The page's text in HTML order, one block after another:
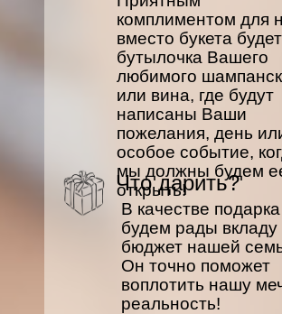
Что дарить?
комплиментом для
вместо букета будет
бутылочка Вашего
любимого
или вина, где будут
написаны Ваши
пожелания, день
особое событие,
мы должны будем
открыть!
В качестве подарка
будем рады вкладу
бюджет нашей
Он точно поможет
воплотить нашу
реальность!